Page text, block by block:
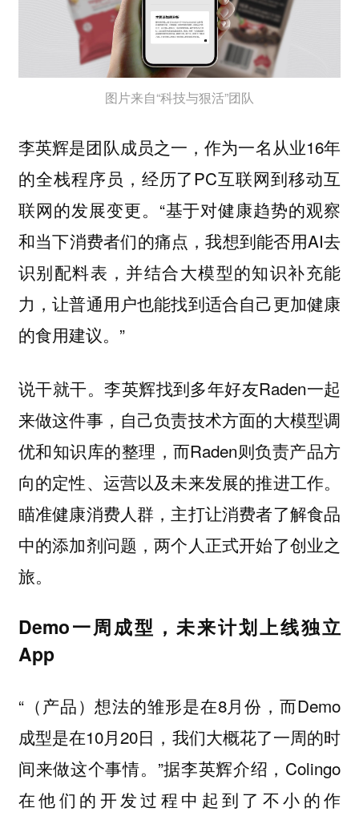
图片来自“科技与狠活”团队
李英辉是团队成员之一，作为一名从业16年
的全栈程序员，经历了PC互联网到移动互
联网的发展变更。“基于对健康趋势的观察
和当下消费者们的痛点，我想到能否用AI去
识别配料表，并结合大模型的知识补充能
力，让普通用户也能找到适合自己更加健康
的食用建议。”
说干就干。李英辉找到多年好友Raden一起
来做这件事，自己负责技术方面的大模型调
优和知识库的整理，而Raden则负责产品方
向的定性、运营以及未来发展的推进工作。
瞄准健康消费人群，主打让消费者了解食品
中的添加剂问题，两个人正式开始了创业之
旅。
Demo一周成型，未来计划上线独立
App
“（产品）想法的雏形是在8月份，而Demo
成型是在10月20日，我们大概花了一周的时
间来做这个事情。”据李英辉介绍，Colingo
在他们的开发过程中起到了不小的作